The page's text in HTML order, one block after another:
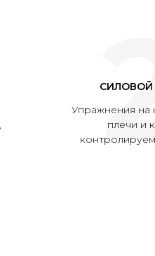
СИЛОВОЙ
Упражнения на
плечи и